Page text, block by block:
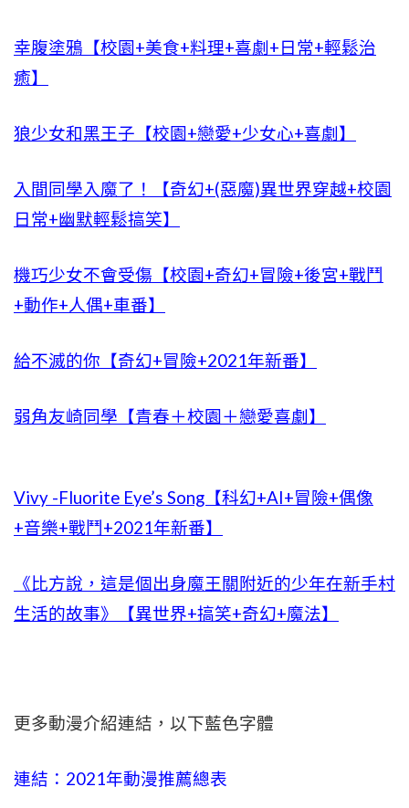
幸腹塗鴉【校園+美食+料理+喜劇+日常+輕鬆治
癒】
狼少女和黑王子【校園+戀愛+少女心+喜劇】
入間同學入魔了！【奇幻+(惡魔)異世界穿越+校園
日常+幽默輕鬆搞笑】
機巧少女不會受傷【校園+奇幻+冒險+後宮+戰鬥
+動作+人偶+車番】
給不滅的你【奇幻+冒險+2021年新番】
弱角友崎同學【青春＋校園＋戀愛喜劇】
Vivy -Fluorite Eye’s Song【科幻+AI+冒險+偶像
+音樂+戰鬥+2021年新番】
《比方說，這是個出身魔王關附近的少年在新手村
生活的故事》【異世界+搞笑+奇幻+魔法】
更多動漫介紹連結，以下藍色字體
連結：2021年動漫推薦總表